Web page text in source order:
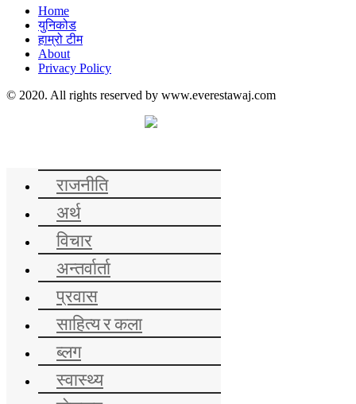
Home
युनिकोड
हाम्रो टीम
About
Privacy Policy
© 2020. All rights reserved by www.everestawaj.com
राजनीति
अर्थ
विचार
अन्तर्वार्ता
प्रवास
साहित्य र कला
ब्लग
स्वास्थ्य